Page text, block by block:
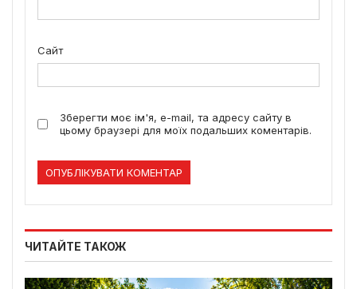
Сайт
Зберегти моє ім'я, e-mail, та адресу сайту в
цьому браузері для моїх подальших коментарів.
ЧИТАЙТЕ ТАКОЖ